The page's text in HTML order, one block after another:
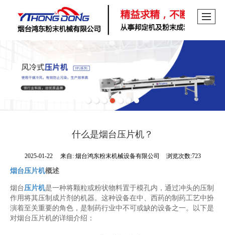
什么是烟台压片机？
2025-01-22 来自: 烟台鸿东粉末机械设备有限公司 浏览次数:723
烟台压片机概述
烟台压片机是一种将颗粒或粉状物料置于模孔内，通过冲头的压制
作用将其压制成片剂的机器。这种设备在中、西药的制药工艺中扮
演着至关重要的角色，是制药行业中不可或缺的设备之一。以下是
对烟台压片机的详细介绍：